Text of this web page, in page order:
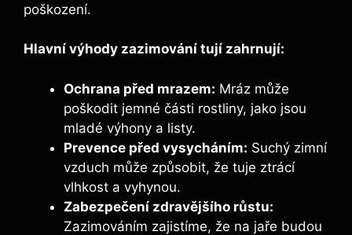
poškození.
Hlavní výhody zazimování tují zahrnují:
Ochrana před mrazem: Mráz může
poškodit jemné části rostliny, jako jsou
mladé výhony a listy.
Prevence před vysycháním: Suchý zimní
vzduch může způsobit, že tuje ztrácí
vlhkost a vyhynou.
Zabezpečení zdravějšího růstu:
Zazimováním zajistíme, že na jaře budou